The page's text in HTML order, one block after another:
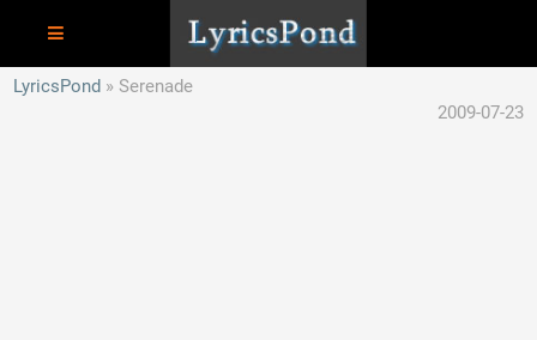
LyricsPond
Serenade
2009-07-23